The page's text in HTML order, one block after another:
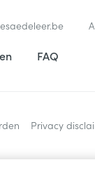
FAQ
Privacy